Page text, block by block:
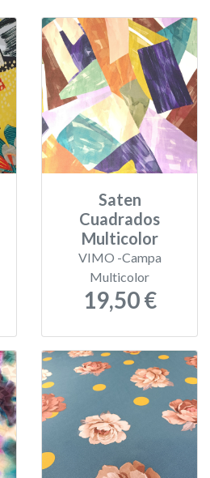
Saten
Cuadrados
Multicolor
VIMO -Campa
Multicolor
19,50 €